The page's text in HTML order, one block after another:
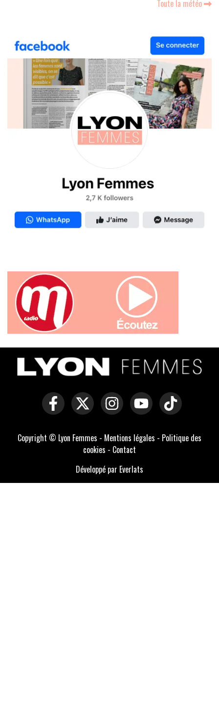
Toute la météo
Copyright © Lyon Femmes - Mentions légales - Politique des
cookies - Contact
Développé par Everlats